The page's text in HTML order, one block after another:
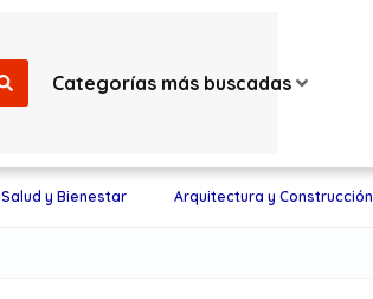
Categorías más buscadas
Salud y Bienestar Arquitectura y Construcción